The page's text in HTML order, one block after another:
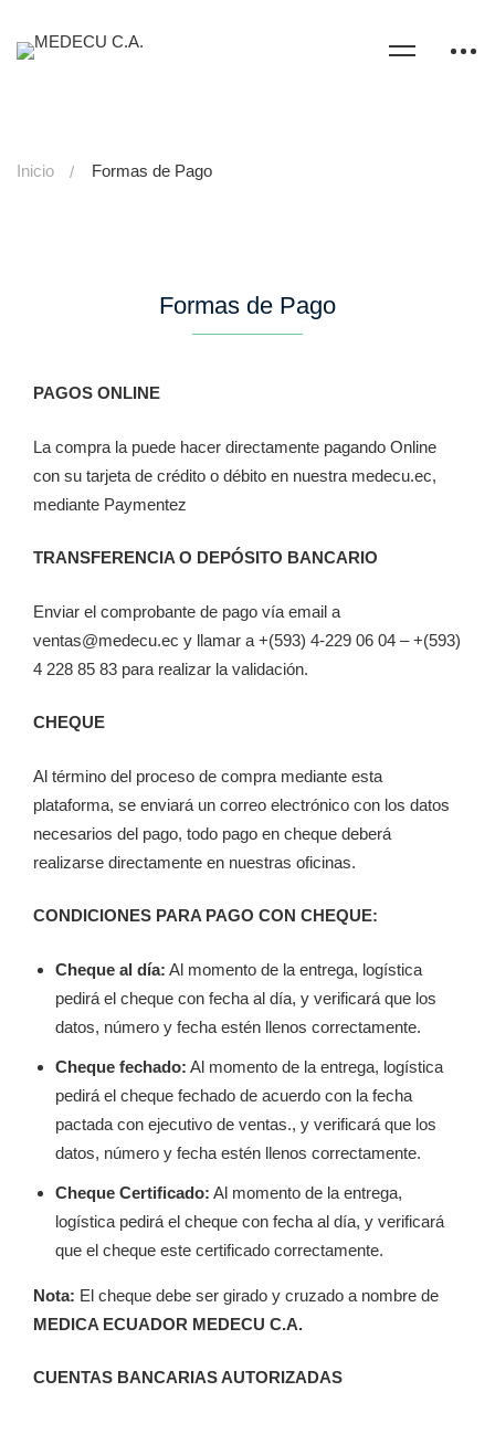
Inicio Formas de Pago
Formas de Pago
PAGOS ONLINE
La compra la puede hacer directamente pagando Online
con su tarjeta de crédito o débito en nuestra medecu.ec,
mediante Paymentez
TRANSFERENCIA O DEPÓSITO BANCARIO
Enviar el comprobante de pago vía email a
ventas@medecu.ec y llamar a +(593) 4-229 06 04 – +(593)
4 228 85 83 para realizar la validación.
CHEQUE
Al término del proceso de compra mediante esta
plataforma, se enviará un correo electrónico con los datos
necesarios del pago, todo pago en cheque deberá
realizarse directamente en nuestras oficinas.
CONDICIONES PARA PAGO CON CHEQUE:
Cheque al día: Al momento de la entrega, logística
pedirá el cheque con fecha al día, y verificará que los
datos, número y fecha estén llenos correctamente.
Cheque fechado: Al momento de la entrega, logística
pedirá el cheque fechado de acuerdo con la fecha
pactada con ejecutivo de ventas., y verificará que los
datos, número y fecha estén llenos correctamente.
Cheque Certificado: Al momento de la entrega,
logística pedirá el cheque con fecha al día, y verificará
que el cheque este certificado correctamente.
Nota: El cheque debe ser girado y cruzado a nombre de
MEDICA ECUADOR MEDECU C.A.
CUENTAS BANCARIAS AUTORIZADAS